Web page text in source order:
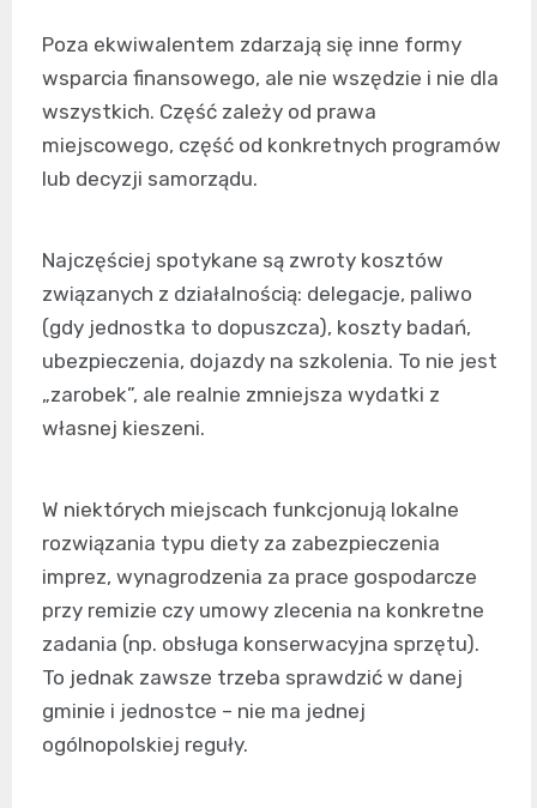
Poza ekwiwalentem zdarzają się inne formy
wsparcia finansowego, ale nie wszędzie i nie dla
wszystkich. Część zależy od prawa
miejscowego, część od konkretnych programów
lub decyzji samorządu.
Najczęściej spotykane są zwroty kosztów
związanych z działalnością: delegacje, paliwo
(gdy jednostka to dopuszcza), koszty badań,
ubezpieczenia, dojazdy na szkolenia. To nie jest
„zarobek”, ale realnie zmniejsza wydatki z
własnej kieszeni.
W niektórych miejscach funkcjonują lokalne
rozwiązania typu diety za zabezpieczenia
imprez, wynagrodzenia za prace gospodarcze
przy remizie czy umowy zlecenia na konkretne
zadania (np. obsługa konserwacyjna sprzętu).
To jednak zawsze trzeba sprawdzić w danej
gminie i jednostce – nie ma jednej
ogólnopolskiej reguły.